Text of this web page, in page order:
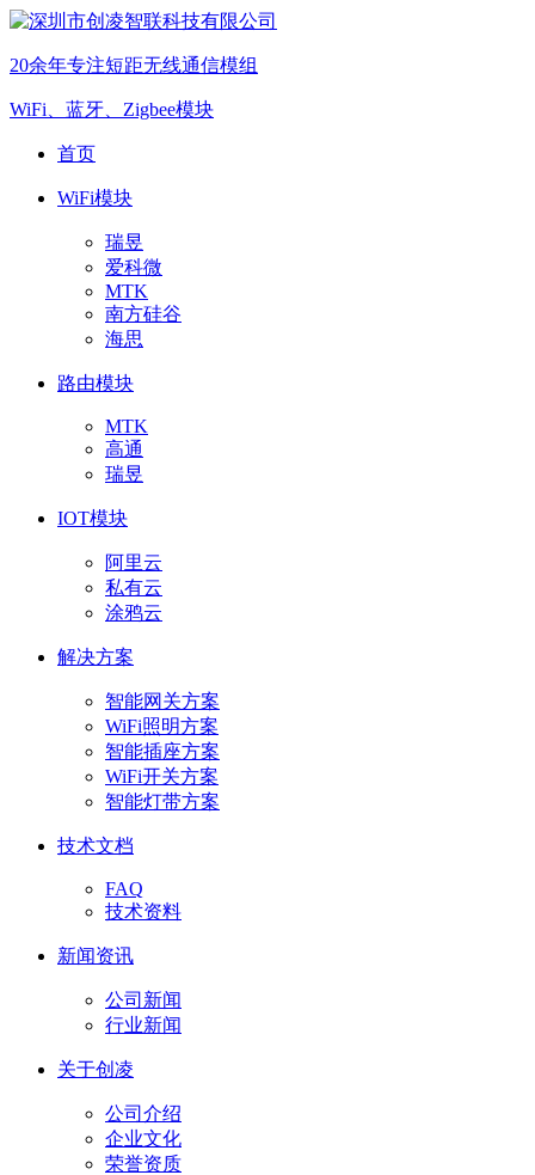
20余年专注短距无线通信模组
WiFi、蓝牙、Zigbee模块
首页
WiFi模块
瑞昱
爱科微
MTK
南方硅谷
海思
路由模块
MTK
高通
瑞昱
IOT模块
阿里云
私有云
涂鸦云
解决方案
智能网关方案
WiFi照明方案
智能插座方案
WiFi开关方案
智能灯带方案
技术文档
FAQ
技术资料
新闻资讯
公司新闻
行业新闻
关于创凌
公司介绍
企业文化
荣誉资质